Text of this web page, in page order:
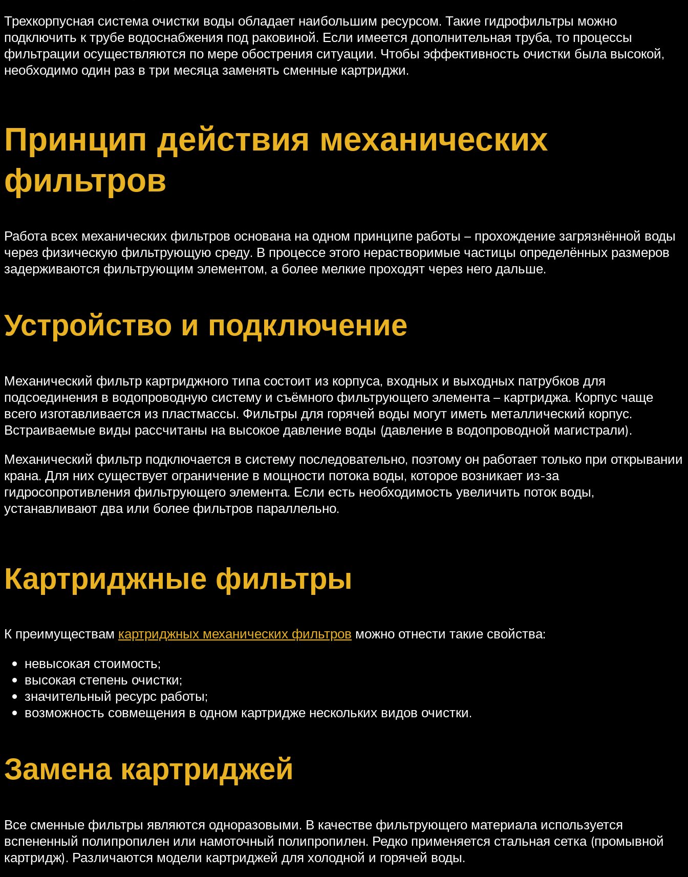
Трехкорпусная система очистки воды обладает наибольшим ресурсом. Такие гидрофильтры можно
подключить к трубе водоснабжения под раковиной. Если имеется дополнительная труба, то процессы
фильтрации осуществляются по мере обострения ситуации. Чтобы эффективность очистки была высокой,
необходимо один раз в три месяца заменять сменные картриджи.
Принцип действия механических
фильтров
Работа всех механических фильтров основана на одном принципе работы – прохождение загрязнённой воды
через физическую фильтрующую среду. В процессе этого нерастворимые частицы определённых размеров
задерживаются фильтрующим элементом, а более мелкие проходят через него дальше.
Устройство и подключение
Механический фильтр картриджного типа состоит из корпуса, входных и выходных патрубков для
подсоединения в водопроводную систему и съёмного фильтрующего элемента – картриджа. Корпус чаще
всего изготавливается из пластмассы. Фильтры для горячей воды могут иметь металлический корпус.
Встраиваемые виды рассчитаны на высокое давление воды (давление в водопроводной магистрали).
Механический фильтр подключается в систему последовательно, поэтому он работает только при открывании
крана. Для них существует ограничение в мощности потока воды, которое возникает из-за
гидросопротивления фильтрующего элемента. Если есть необходимость увеличить поток воды,
устанавливают два или более фильтров параллельно.
Картриджные фильтры
К преимуществам картриджных механических фильтров можно отнести такие свойства:
невысокая стоимость;
высокая степень очистки;
значительный ресурс работы;
возможность совмещения в одном картридже нескольких видов очистки.
Замена картриджей
Все сменные фильтры являются одноразовыми. В качестве фильтрующего материала используется
вспененный полипропилен или намоточный полипропилен. Редко применяется стальная сетка (промывной
картридж). Различаются модели картриджей для холодной и горячей воды.